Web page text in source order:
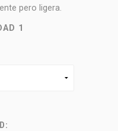
pero ligera.
1